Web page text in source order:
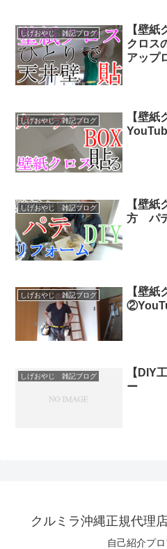
しげおやじ 雑記ブログ
【壁
クロス
アップ
しげおやじ 雑記ブログ
【壁
しげおやじ 雑記ブログ
【壁紙
方 パ
しげおやじ 雑記ブログ
【壁紙
しげおやじ 雑記ブログ
【DIY
ー
クルミラ沖縄正規代理
自己紹介プ